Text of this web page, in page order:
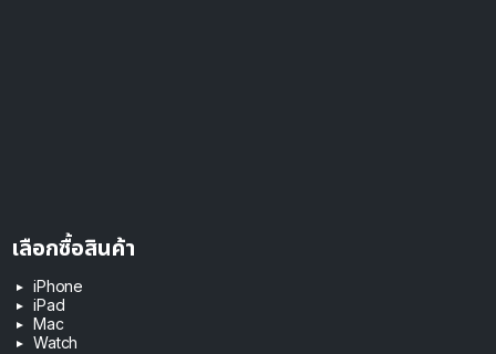
เลือกซื้อสินค้า
iPhone
iPad
Mac
Watch